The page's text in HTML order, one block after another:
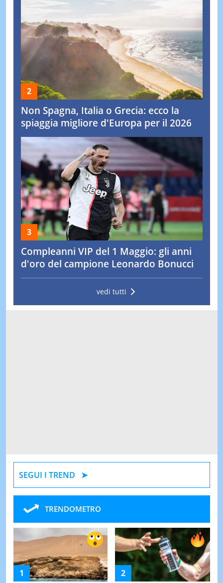
Non Spagna, Italia o Grecia: ecco la
spiaggia migliore d'Europa per il 2026
Compleanni VIP del 1 Maggio: gli anni
d'oro del campione Leonardo Bonucci
vedi tutti
SEGUI I TREND
TRENDOMETRO